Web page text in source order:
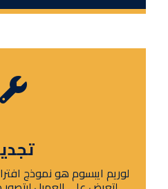
لوريم ايبسوم هو نموذج